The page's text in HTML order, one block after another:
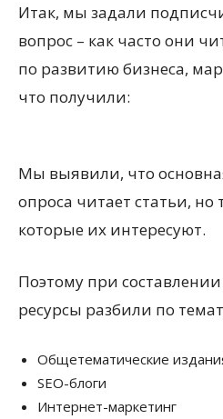
Итак, мы задали
вопрос – как часто они
по развитию бизнеса,
что получили:
Мы выявили, что
опроса читает статьи, но
которые их интересуют.
Поэтому при
ресурсы разбили по
Общетематические
SEO-блоги
Интернет-маркетинг